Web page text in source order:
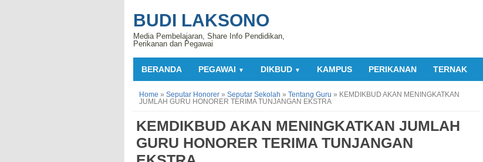
BUDI LAKSONO
Media Pembelajaran, Share Info Pendidikan,
Perikanan dan Pegawai
BERANDA PEGAWAI ▼ DIKBUD ▼ KAMPUS PERIKANAN TERNAK
Home » Seputar Honorer » Seputar Sekolah » Tentang Guru » KEMDIKBUD AKAN MENINGKATKAN
JUMLAH GURU HONORER TERIMA TUNJANGAN EKSTRA
KEMDIKBUD AKAN MENINGKATKAN JUMLAH
GURU HONORER TERIMA TUNJANGAN